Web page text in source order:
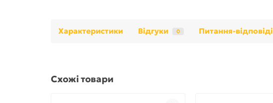
Характеристики Відгуки 0 Питання-відповіді
Схожі товари